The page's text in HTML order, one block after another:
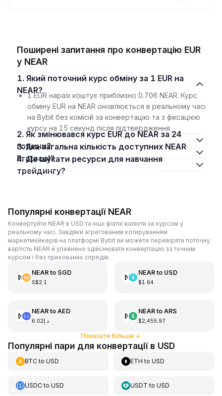
Поширені запитання про конвертацію EUR
у NEAR
1. Який поточний курс обміну за 1 EUR на
NEAR?
1 EUR наразі коштує приблизно 0.706 NEAR. Курс
обміну EUR на NEAR оновлюється в реальному часі
на Bybit без комісій за конвертацію та з фіксацією
курсу на 15 секунд після підтвердження.
2. Як змінювався курс EUR до NEAR за 24
години?
3. Яка загальна кількість доступних NEAR
Protocol?
4. Де шукати ресурси для навчання
трейдингу?
Популярні конвертації NEAR
Конвертуйте NEAR в USD та інші фіатні валюти за курсом у
реальному часі. Завдяки агрегованим котируванням
маркетмейкерів на платформі Bybit ви можете перевіряти поточну
вартість NEAR й упевнено здійснювати конвертацію за точним
курсом і без прихованих спредів.
NEARto SGD
S$2.1
NEARto USD
$1.64
NEARto AED
د.إ6.02
NEARto ARS
$2,455.97
Показати більше ↓
Популярні пари для конвертації в USD
BTCto USD ETH toUSD
USDCto USD USDT toUSD